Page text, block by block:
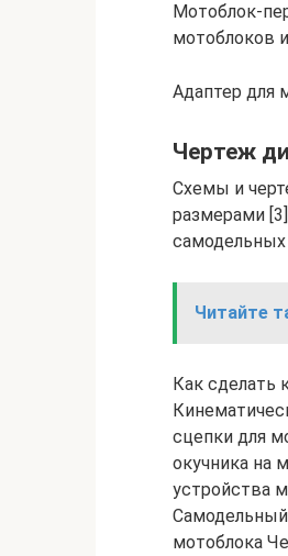
Мотоблок-
мотоблоков
Адаптер для
Чертеж
Схемы и
размерами
самодельных
Читайте
Как сделать
сцепки для
окучника на
устройства
мотоблока